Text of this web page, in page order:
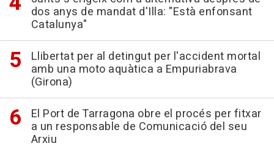
dos anys de mandat d'Illa: "Està enfonsant
Catalunya"
Llibertat per al detingut per l'accident mortal
amb una moto aquàtica a Empuriabrava
(Girona)
El Port de Tarragona obre el procés per fitxar
a un responsable de Comunicació del seu
Arxiu